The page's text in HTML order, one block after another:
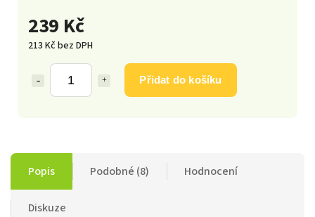
239 Kč
213 Kč bez DPH
Přidat do košíku
Popis Podobné (8) Hodnocení
Diskuze